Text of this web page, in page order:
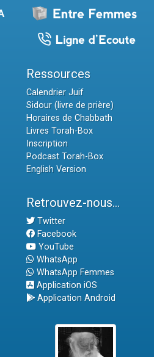
Ressources
Calendrier Juif
Sidour (livre de prière)
Horaires de Chabbath
Livres Torah-Box
Inscription
Podcast Torah-Box
English Version
Retrouvez-nous...
Twitter
Facebook
YouTube
WhatsApp
WhatsApp Femmes
Application iOS
Application Android